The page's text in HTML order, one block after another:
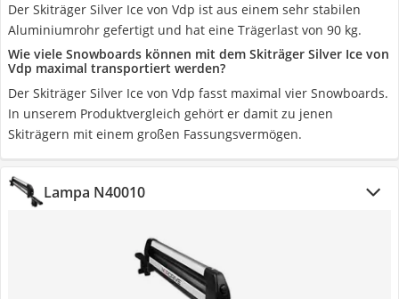
Der Skiträger Silver Ice von Vdp ist aus einem sehr stabilen
Aluminiumrohr gefertigt und hat eine Trägerlast von 90 kg.
Wie viele Snowboards können mit dem Skiträger Silver Ice von
Vdp maximal transportiert werden?
Der Skiträger Silver Ice von Vdp fasst maximal vier Snowboards.
In unserem Produktvergleich gehört er damit zu jenen
Skiträgern mit einem großen Fassungsvermögen.
Lampa N40010